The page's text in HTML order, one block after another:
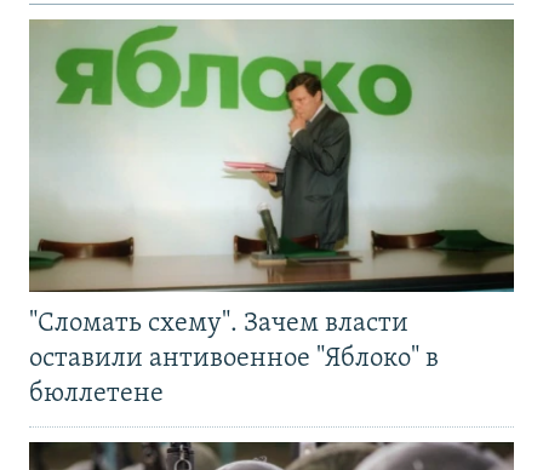
"Сломать схему". Зачем власти
оставили антивоенное "Яблоко" в
бюллетене